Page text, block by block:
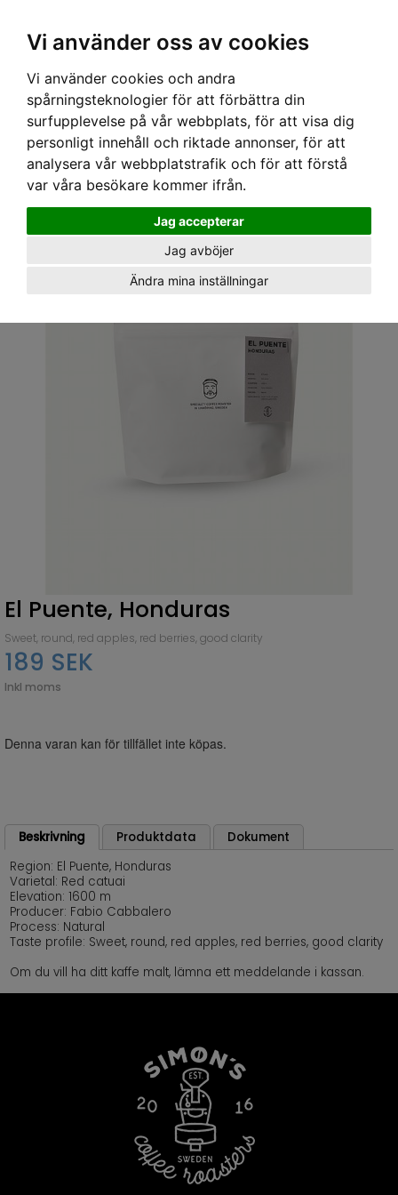
Vi använder oss av cookies
Vi använder cookies och andra
spårningsteknologier för att förbättra din
surfupplevelse på vår webbplats, för att visa dig
personligt innehåll och riktade annonser, för att
analysera vår webbplatstrafik och för att förstå
var våra besökare kommer ifrån.
Jag accepterar
Jag avböjer
Ändra mina inställningar
Hem› Kaffe› El Puente, Honduras
El Puente, Honduras
Sweet, round, red apples, red berries, good clarity
189 SEK
Inkl moms
Denna varan kan för tillfället inte köpas.
Beskrivning Produktdata
Dokument
Region: El Puente, Honduras
Varietal: Red catuai
Elevation: 1600 m
Producer: Fabio Cabbalero
Process: Natural
Taste profile: Sweet, round, red apples, red berries, good clarity
Om du vill ha ditt kaffe malt, lämna ett meddelande i kassan.